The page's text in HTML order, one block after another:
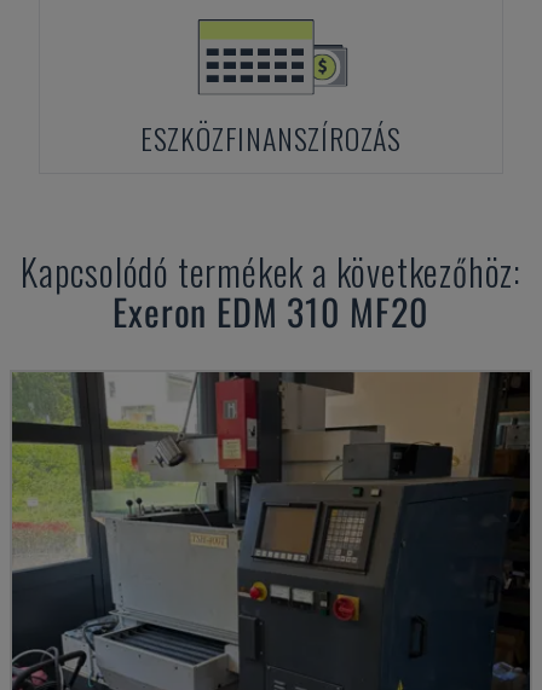
ESZKÖZFINANSZÍROZÁS
Kapcsolódó termékek a következőhöz:
Exeron EDM 310 MF20